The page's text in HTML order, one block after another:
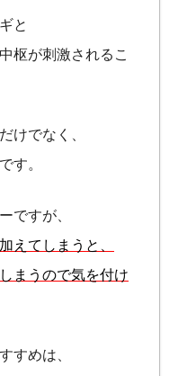
と
枢が刺激されるこ
けでなく、
す。
ですが、
えてしまうと、
まうので気を付け
すめは、